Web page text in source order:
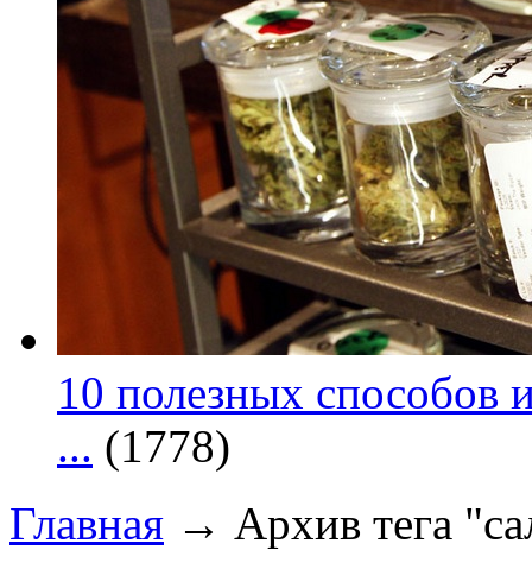
10 полезных способов
... (1778)
Главная → Архив тега